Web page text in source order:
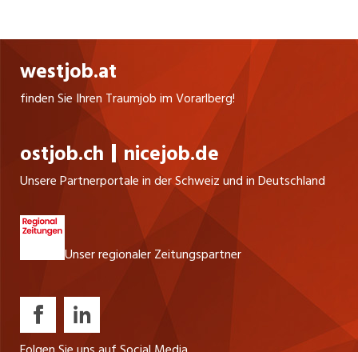
heute die Technik von morgen.
Mehr erfahren Sie unteribg.ch
westjob.at
finden Sie Ihren Traumjob im Vorarlberg!
ostjob.ch nicejob.de
Unsere Partnerportale in der Schweiz und in Deutschland
Unser regionaler Zeitungspartner